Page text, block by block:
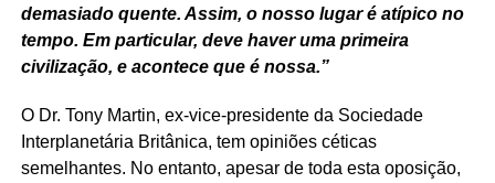
demasiado quente. Assim, o nosso lugar é atípico no
tempo. Em particular, deve haver uma primeira
civilização, e acontece que é nossa.”
O Dr. Tony Martin, ex-vice-presidente da Sociedade
Interplanetária Britânica, tem opiniões céticas
semelhantes. No entanto, apesar de toda esta oposição,